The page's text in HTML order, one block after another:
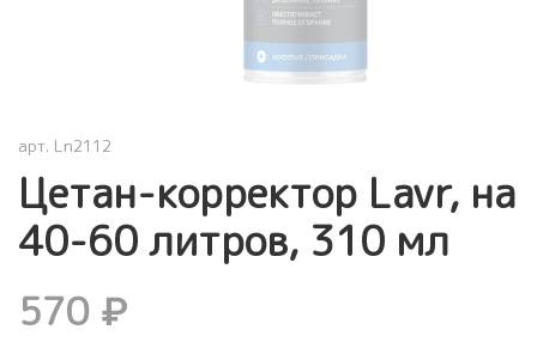
арт. Ln2112
Цетан-корректор Lavr, на
40-60 литров, 310 мл
570 ₽